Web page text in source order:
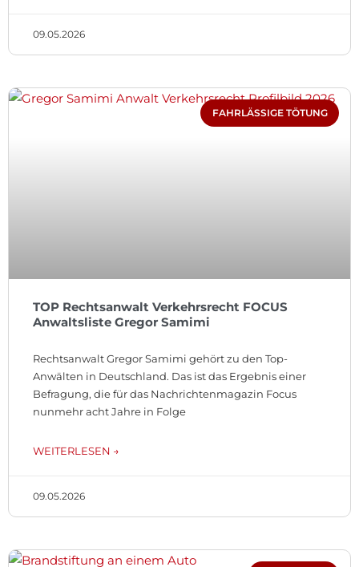
09.05.2026
FAHRLÄSSIGE TÖTUNG
TOP Rechtsanwalt Verkehrsrecht FOCUS
Anwaltsliste Gregor Samimi
Rechtsanwalt Gregor Samimi gehört zu den Top-
Anwälten in Deutschland. Das ist das Ergebnis einer
Befragung, die für das Nachrichtenmagazin Focus
nunmehr acht Jahre in Folge
WEITERLESEN →
09.05.2026